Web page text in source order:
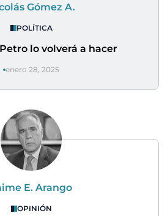
Gómez A.
POLÍTICA
lo volverá a hacer
enero 28, 2025
E. Arango
OPINIÓN